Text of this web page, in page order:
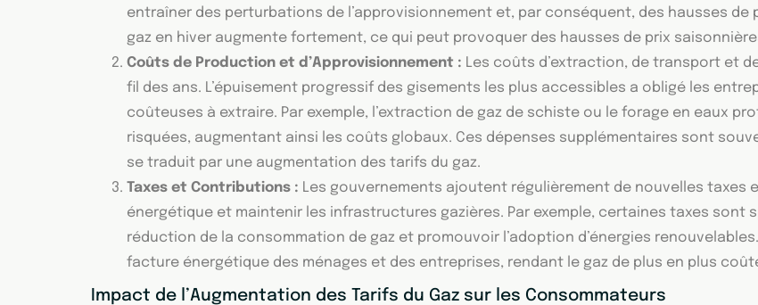
entraîner des perturbations de l’approvisionnement et, par conséquent, des hausses de
gaz en hiver augmente fortement, ce qui peut provoquer des hausses de prix
Coûts de Production et d’Approvisionnement : Les coûts d’extraction, de transport et
fil des ans. L’épuisement progressif des gisements les plus accessibles a obligé les
coûteuses à extraire. Par exemple, l’extraction de gaz de schiste ou le forage en eaux
risquées, augmentant ainsi les coûts globaux. Ces dépenses supplémentaires sont
se traduit par une augmentation des tarifs du gaz.
Taxes et Contributions : Les gouvernements ajoutent régulièrement de nouvelles
énergétique et maintenir les infrastructures gazières. Par exemple, certaines taxes sont
réduction de la consommation de gaz et promouvoir l’adoption d’énergies
facture énergétique des ménages et des entreprises, rendant le gaz de plus en plus
Impact de l’Augmentation des Tarifs du Gaz sur les Consommateurs